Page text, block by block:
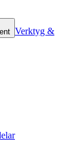
Verktyg &